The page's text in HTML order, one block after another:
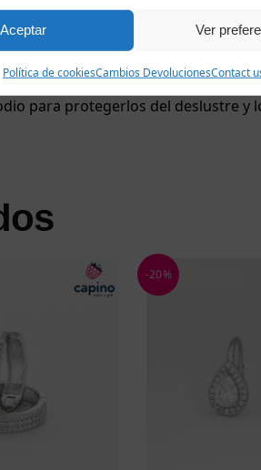
Aceptar Ver
Política de cookiesCambios DevolucionesContact
Evangelista con forma de
certificado de calidad de plata.
de su pequeño tamaño, su
con pequeñas circonitas
para protegerlos del deslustre y
-20%